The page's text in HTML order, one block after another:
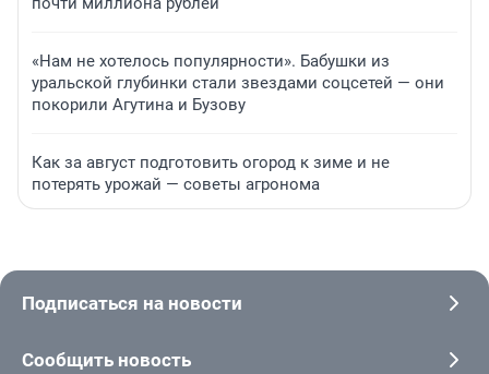
«Нам не хотелось популярности». Бабушки из
уральской глубинки стали звездами соцсетей — они
покорили Агутина и Бузову
Как за август подготовить огород к зиме и не
потерять урожай — советы агронома
Подписаться на новости
Сообщить новость